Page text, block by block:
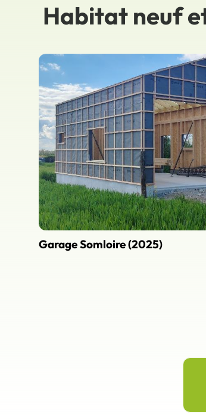
Habitat neuf
Garage Somloire (2025)